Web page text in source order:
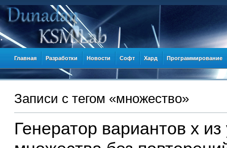
Главная Разработки Новости Софт Хард Программирование
Записи c тегом «множество»
Генератор вариантов x из